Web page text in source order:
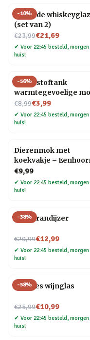
-10%
Rollende
(set van 2)
€23,99
Nu voor€21,69
✔ Voor 22:45 besteld,
huis!
-56%
Brandstoftank
warmtegevoelige
€8,99
Nu voor€3,99
✔ Voor 22:45 besteld,
huis!
Dierenmok met
koekvakje –
€9,99
✔ Voor 22:45 besteld,
huis!
-38%
BBQ brandijzer
€20,99
Nu voor€12,99
✔ Voor 22:45 besteld,
huis!
-58%
Wijnfles wijnglas
€25,99
Nu voor€10,99
✔ Voor 22:45 besteld,
huis!